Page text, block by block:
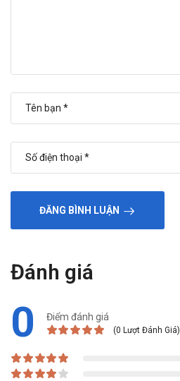
ĐĂNG BÌNH LUẬN
Đánh giá
0 Điểm đánh giá
(0 Lượt Đánh Giá)